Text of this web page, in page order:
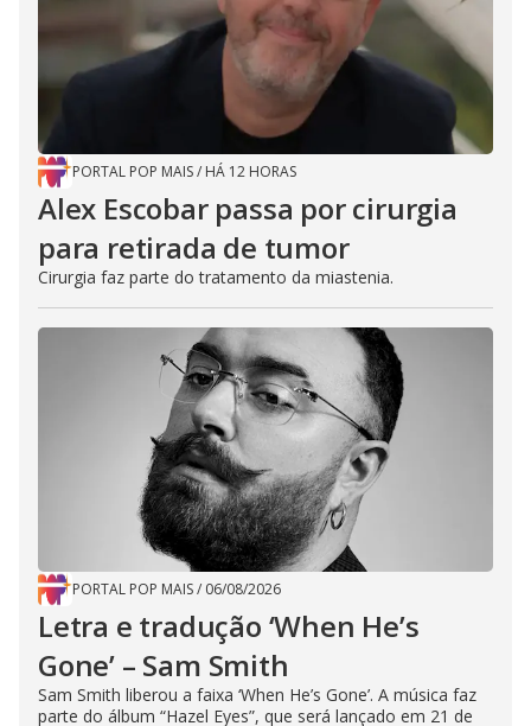
PORTAL POP MAIS/ HÁ 12 HORAS
Alex Escobar passa por cirurgia
para retirada de tumor
Cirurgia faz parte do tratamento da miastenia.
PORTAL POP MAIS/ 06/08/2026
Letra e tradução ‘When He’s
Gone’ – Sam Smith
Sam Smith liberou a faixa ‘When He’s Gone’. A música faz
parte do álbum “Hazel Eyes”, que será lançado em 21 de